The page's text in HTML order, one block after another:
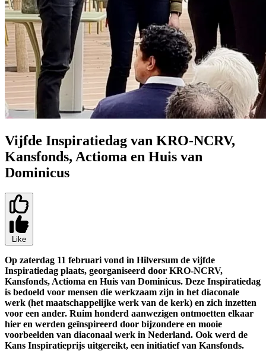
Vijfde Inspiratiedag van KRO-NCRV,
Kansfonds, Actioma en Huis van
Dominicus
Like
Op zaterdag 11 februari vond in Hilversum de vijfde
Inspiratiedag plaats, georganiseerd door KRO-NCRV,
Kansfonds, Actioma en Huis van Dominicus. Deze Inspiratiedag
is bedoeld voor mensen die werkzaam zijn in het diaconale
werk (het maatschappelijke werk van de kerk) en zich inzetten
voor een ander. Ruim honderd aanwezigen ontmoetten elkaar
hier en werden geïnspireerd door bijzondere en mooie
voorbeelden van diaconaal werk in Nederland. Ook werd de
Kans Inspiratieprijs uitgereikt, een initiatief van Kansfonds.